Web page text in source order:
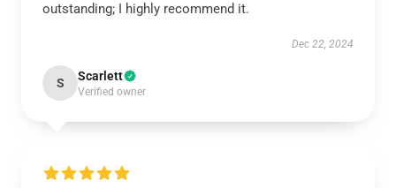
outstanding; I highly recommend it.
Dec 22, 2024
S Scarlett
Verified owner